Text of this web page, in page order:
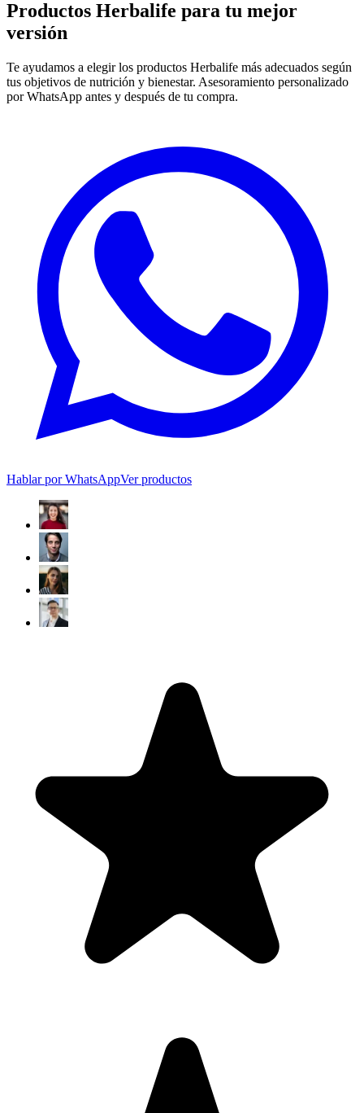
Productos Herbalife para tu mejor
versión
Te ayudamos a elegir los productos Herbalife más adecuados según
tus objetivos de nutrición y bienestar. Asesoramiento personalizado
por WhatsApp antes y después de tu compra.
Hablar por WhatsAppVer productos